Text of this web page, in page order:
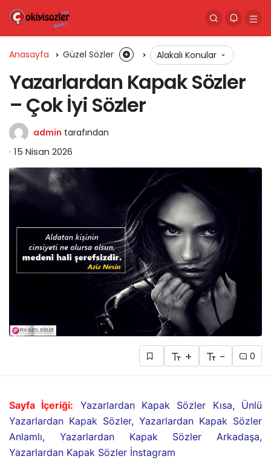
Anasayfa Güzel Sözler Alakalı Konular
Yazarlardan Kapak Sözler
– Çok İyi Sözler
admin tarafından
15 Nisan 2026
+ - 0
Sayfa İçeriği:
Yazarlardan Kapak Sözler Kısa, Ünlü
Yazarlardan Kapak Sözler, Yazarlardan Kapak Sözler
Anlamlı, Yazarlardan Kapak Sözler Arkadaşa,
Yazarlardan Kapak Sözler İnstagram